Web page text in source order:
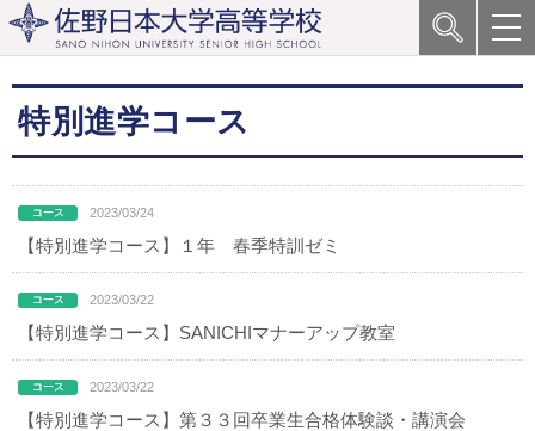
特別進学コース
2023/03/24
【特別進学コース】１年 春季特訓ゼミ
2023/03/22
【特別進学コース】SANICHIマナーアップ教室
2023/03/22
【特別進学コース】第３３回卒業生合格体験談・講演会